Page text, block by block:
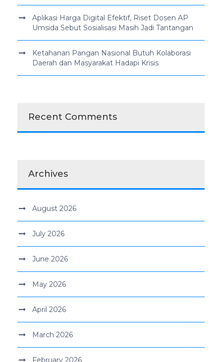
Aplikasi Harga Digital Efektif, Riset Dosen AP
Umsida Sebut Sosialisasi Masih Jadi Tantangan
Ketahanan Pangan Nasional Butuh Kolaborasi
Daerah dan Masyarakat Hadapi Krisis
Recent Comments
Archives
August 2026
July 2026
June 2026
May 2026
April 2026
March 2026
February 2026